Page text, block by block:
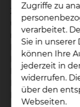
Zu den
unabhängigen
neben
Mitarbeitern in
Ihrem
Lösungen für
Zugriffe zu
verarbeitet.
Sie in unserer
können Ihre
jederzeit in
widerrufen.
über den
Webseiten.